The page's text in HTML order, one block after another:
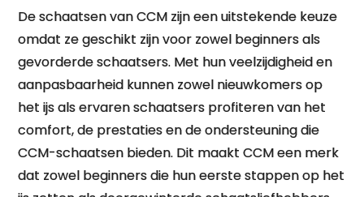
De schaatsen van CCM zijn een uitstekende keuze
omdat ze geschikt zijn voor zowel beginners als
gevorderde schaatsers. Met hun veelzijdigheid en
aanpasbaarheid kunnen zowel nieuwkomers op
het ijs als ervaren schaatsers profiteren van het
comfort, de prestaties en de ondersteuning die
CCM-schaatsen bieden. Dit maakt CCM een merk
dat zowel beginners die hun eerste stappen op het